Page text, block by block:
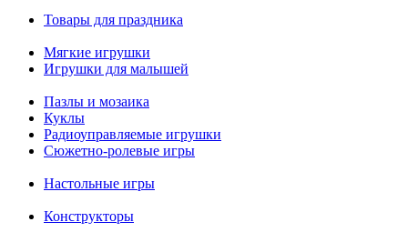
Товары для праздника
Мягкие игрушки
Игрушки для малышей
Пазлы и мозаика
Куклы
Радиоуправляемые игрушки
Сюжетно-ролевые игры
Настольные игры
Конструкторы